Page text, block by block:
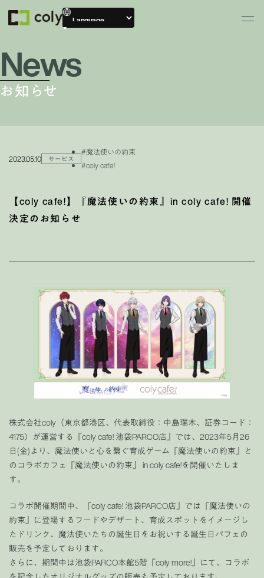
News
お知らせ
2023.05.10 サービス
#魔法使いの約束
#coly cafe!
【coly cafe!】『魔法使いの約束』in coly cafe! 開催
決定のお知らせ
株式会社coly（東京都港区、代表取締役：中島瑞木、証券コード：
4175）が運営する『coly cafe! 池袋PARCO店』では、2023年5月26
日(金)より、魔法使いと心を繋ぐ育成ゲーム『魔法使いの約束』と
のコラボカフェ『魔法使いの約束』 in coly cafe!を開催いたしま
す。
コラボ開催期間中、『coly cafe! 池袋PARCO店』では『魔法使いの
約束』に登場するフードやデザート、育成スポットをイメージし
たドリンク、魔法使いたちの誕生日をお祝いする誕生日パフェの
販売を予定しております。
さらに、期間中は池袋PARCO本館5階『coly more!』にて、コラボ